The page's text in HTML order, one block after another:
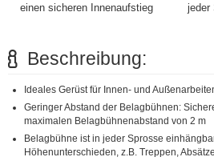
einen sicheren Innenaufstieg
jeder
Beschreibung:
Ideales Gerüst für Innen- und
Geringer Abstand der Belagbühnen:
maximalen Belagbühnenabstand von 2 m
Belagbühne ist in jeder Sprosse
Höhenunterschieden, z.B. Treppen, Absätze